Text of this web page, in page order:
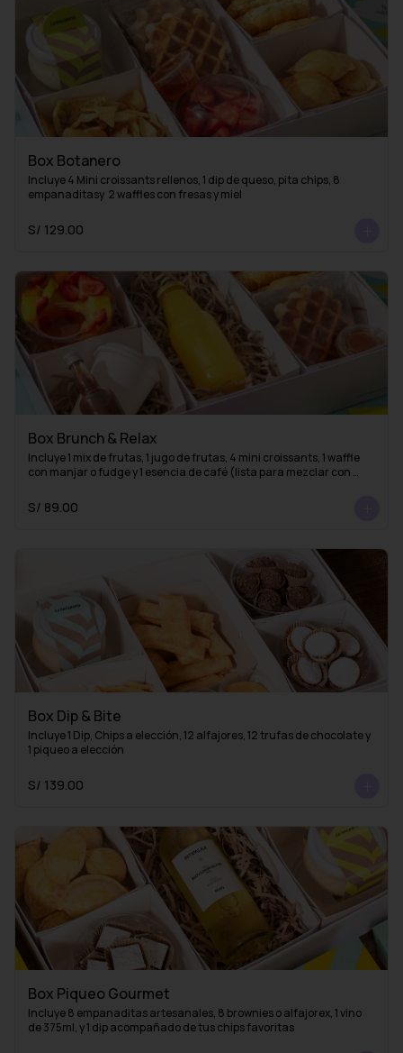
Box Botanero
Incluye 4 Mini croissants rellenos, 1 dip de queso, pita chips, 8
empanaditasy  2 waffles con fresas y miel
S/ 129.00
Box Brunch & Relax
Incluye 1 mix de frutas, 1 jugo de frutas, 4 mini croissants, 1 waffle
con manjar o fudge y 1 esencia de café (lista para mezclar con
S/ 89.00
Box Dip & Bite
Incluye 1 Dip, Chips a elección, 12 alfajores, 12 trufas de chocolate y
1 piqueo a elección
S/ 139.00
Box Piqueo Gourmet
Incluye 8 empanaditas artesanales, 8 brownies o alfajorex, 1 vino
de 375ml, y 1 dip acompañado de tus chips favoritas